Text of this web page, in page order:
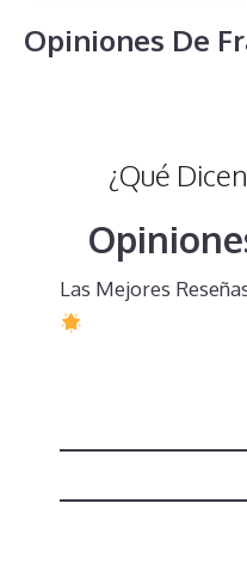
Opiniones De
¿Qué
Las Mejores